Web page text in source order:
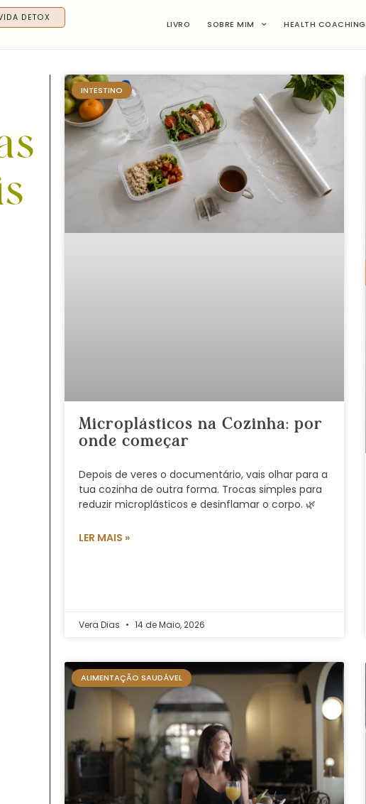
DETOX
LIVRO SOBRE MIM HEALTH COACHING
INTESTINO
Microplásticos na Cozinha: por
onde começar
Depois de veres o documentário, vais olhar para a
tua cozinha de outra forma. Trocas simples para
reduzir microplásticos e desinflamar o corpo. 🌿
LER MAIS »
Vera Dias 14 de Maio, 2026
ALIMENTAÇÃO SAUDÁVEL